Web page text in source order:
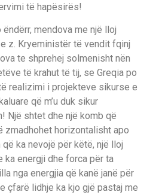
të hapësirës!
mendova me një lloj
z. Kryeministër të vendit fqinj
te shprehej solmenisht nën
të krahut të tij, se Greqia po
realizimi i projekteve sikurse e
që m’u duk sikur
Një shtet dhe një komb që
zmadhohet horizontalisht apo
ka nevojë për këtë, një lloj
ka energji dhe forca për ta
nga energjia që kanë janë për
çfarë lidhje ka kjo gjë pastaj me